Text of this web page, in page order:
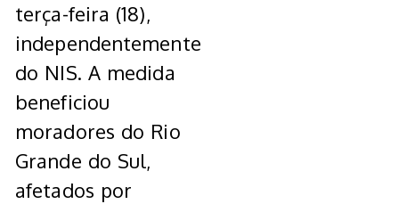
terça-feira (18),
independentemente
do NIS. A medida
beneficiou
moradores do Rio
Grande do Sul,
afetados por